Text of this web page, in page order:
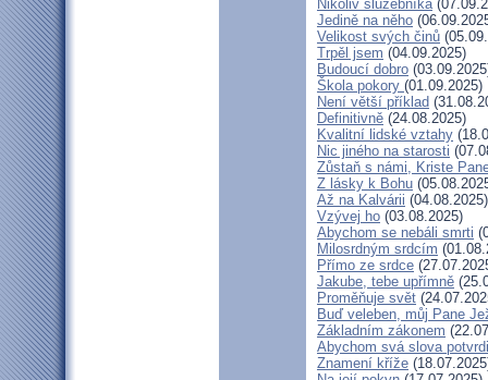
Nikoliv služebníka
Jedině na něho
Velikost svých činů
Trpěl jsem (04.09.2025)
Budoucí dobro
Škola pokory (01.09.2025)
Není větší příklad
Definitivně (24.08.2025)
Kvalitní lidské vztahy
Nic jiného na starosti
Zůstaň s námi, Kriste
Z lásky k Bohu
Až na Kalvárii (04.08.2025)
Vzývej ho (03.08.2025)
Abychom se nebáli smrti
Milosrdným srdcím
Přímo ze srdce
Jakube, tebe upřímně
Proměňuje svět
Buď veleben, můj Pane
Základním zákonem
Abychom svá slova
Znamení kříže